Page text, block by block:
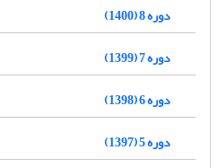
دوره 8 (1400)
دوره 7 (1399)
دوره 6 (1398)
دوره 5 (1397)